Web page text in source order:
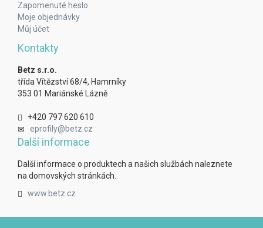
Zapomenuté heslo
Moje objednávky
Můj účet
Kontakty
Betz s.r.o.
třída Vítězství 68/4, Hamrníky
353 01 Mariánské Lázně
+420 797 620 610
eprofily@betz.cz
Další informace
Další informace o produktech a našich službách naleznete
na domovských stránkách.
www.betz.cz